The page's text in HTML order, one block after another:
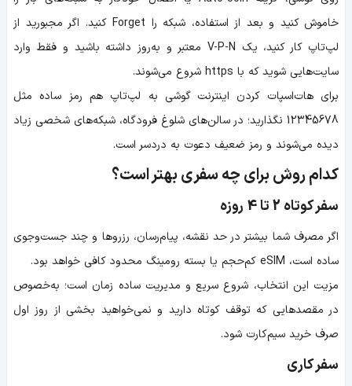
خاموش کنید و بعد از استفاده، شبکه را Forget کنید. اگر مجبورید از
لپ‌تاپ کار کنید، یک V-P-N معتبر و به‌روز داشته باشید و فقط وارد
سایت‌هایی شوید که با https شروع می‌شوند.
برای هات‌اسپات کردن اینترنت گوشی به لپ‌تاپ هم رمز ساده مثل
12345678 نگذارید؛ در سالن‌های شلوغ فرودگاه، شبکه‌های شخصی زیاد
دیده می‌شوند و رمز ضعیف دعوت به دردسر است.
کدام روش برای چه سفری بهتر است؟
سفر کوتاه 2 تا 4 روزه
اگر مصرف شما بیشتر در حد نقشه، پیام‌رسان، رزروها و چند جست‌وجوی
ساده است، eSIM کم‌حجم یا بسته رومینگ محدود کافی خواهد بود.
مزیت این انتخاب، شروع سریع و مدیریت ساده زمان است؛ به‌خصوص
در مقصدهایی که توقف کوتاه دارید و نمی‌خواهید بخشی از روز اول
صرف خرید سیم‌کارت شود.
سفر کاری